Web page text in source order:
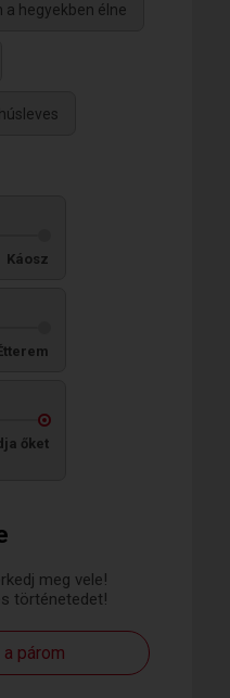
meg vele!
történetedet!
párom
hegyekben élne
Káosz
őket